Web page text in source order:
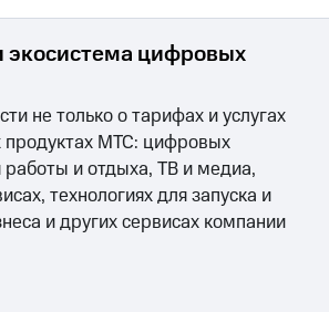
экосистема цифровых
не только о тарифах и услугах
продуктах МТС: цифровых
и отдыха, ТВ и медиа,
технологиях для запуска и
и других сервисах компании